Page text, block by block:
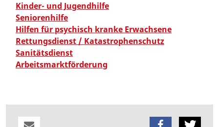
Kinder- und Jugendhilfe
Seniorenhilfe
Hilfen für psychisch kranke Erwachsene
Rettungsdienst / Katastrophenschutz
Sanitätsdienst
Arbeitsmarktförderung